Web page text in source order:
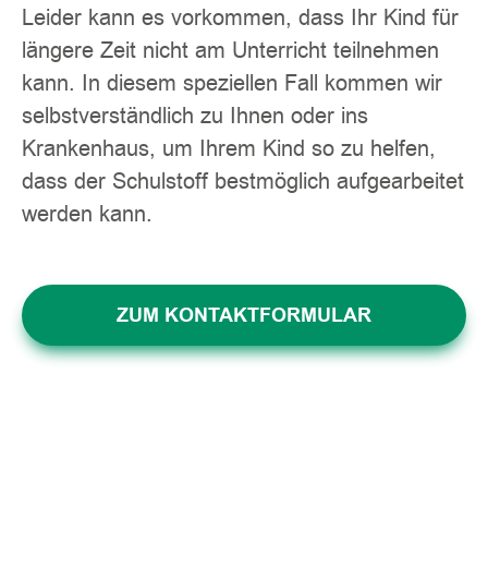
Leider kann es vorkommen, dass Ihr Kind für
längere Zeit nicht am Unterricht teilnehmen
kann. In diesem speziellen Fall kommen wir
selbstverständlich zu Ihnen oder ins
Krankenhaus, um Ihrem Kind so zu helfen,
dass der Schulstoff bestmöglich aufgearbeitet
werden kann.
ZUM KONTAKTFORMULAR